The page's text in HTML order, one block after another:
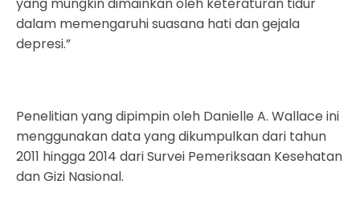
yang mungkin dimainkan oleh keteraturan tidur
dalam memengaruhi suasana hati dan gejala
depresi.”
Penelitian yang dipimpin oleh Danielle A. Wallace ini
menggunakan data yang dikumpulkan dari tahun
2011 hingga 2014 dari Survei Pemeriksaan Kesehatan
dan Gizi Nasional.